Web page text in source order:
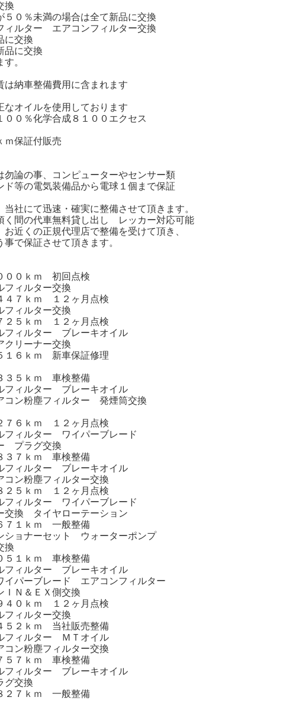
換
５０％未満の場合は全て新品に交換
ルター エアコンフィルター交換
に交換
品に交換
。
は納車整備費用に含まれます
なオイルを使用しております
０％化学合成８１００エクセス
ｍ保証付販売
論の事、コンピューターやセンサー類
等の電気装備品から電球１個まで保証
社にて迅速・確実に整備させて頂きます。
く間の代車無料貸し出し レッカー対応可能
近くの正規代理店で整備を受けて頂き、
で保証させて頂きます。
０ｋｍ 初回点検
ィルター交換
ｋｍ １２ヶ月点検
ィルター交換
５ｋｍ １２ヶ月点検
ィルター ブレーキオイル
リーナー交換
６ｋｍ 新車保証修理
５ｋｍ 車検整備
ィルター ブレーキオイル
ン粉塵フィルター 発煙筒交換
６ｋｍ １２ヶ月点検
ィルター ワイパーブレード
プラグ交換
７ｋｍ 車検整備
ィルター ブレーキオイル
ン粉塵フィルター交換
５ｋｍ １２ヶ月点検
ィルター ワイパーブレード
交換 タイヤローテーション
１ｋｍ 一般整備
ショナーセット ウォーターポンプ
換
１ｋｍ 車検整備
ィルター ブレーキオイル
パーブレード エアコンフィルター
Ｎ＆ＥＸ側交換
０ｋｍ １２ヶ月点検
ィルター交換
２ｋｍ 当社販売整備
ィルター ＭＴオイル
ン粉塵フィルター交換
７ｋｍ 車検整備
ィルター ブレーキオイル
交換
７ｋｍ 一般整備